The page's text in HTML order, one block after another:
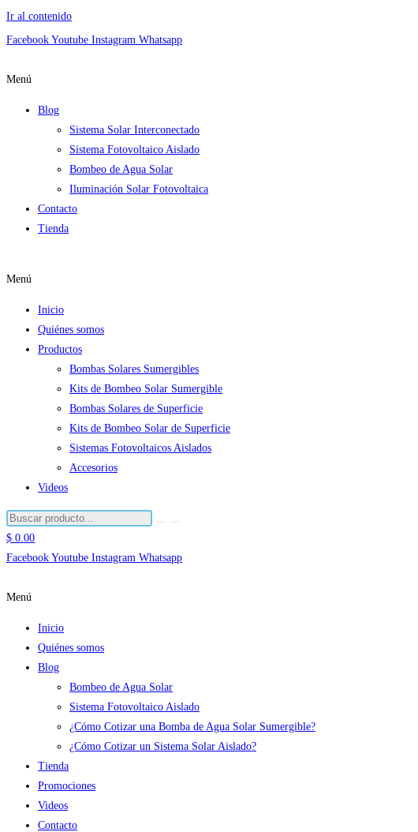
Ir al contenido
Facebook Youtube Instagram Whatsapp
Menú
Blog
Sistema Solar Interconectado
Sistema Fotovoltaico Aislado
Bombeo de Agua Solar
Iluminación Solar Fotovoltaica
Contacto
Tienda
Menú
Inicio
Quiénes somos
Productos
Bombas Solares Sumergibles
Kits de Bombeo Solar Sumergible
Bombas Solares de Superficie
Kits de Bombeo Solar de Superficie
Sistemas Fotovoltaicos Aislados
Accesorios
Videos
$ 0.00
Facebook Youtube Instagram Whatsapp
Menú
Inicio
Quiénes somos
Blog
Bombeo de Agua Solar
Sistema Fotovoltaico Aislado
¿Cómo Cotizar una Bomba de Agua Solar Sumergible?
¿Cómo Cotizar un Sistema Solar Aislado?
Tienda
Promociones
Videos
Contacto